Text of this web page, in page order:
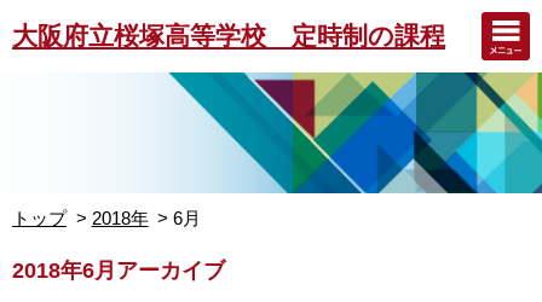
大阪府立桜塚高等学校 定時制の課程
トップ 2018年 6月
2018年6月アーカイブ